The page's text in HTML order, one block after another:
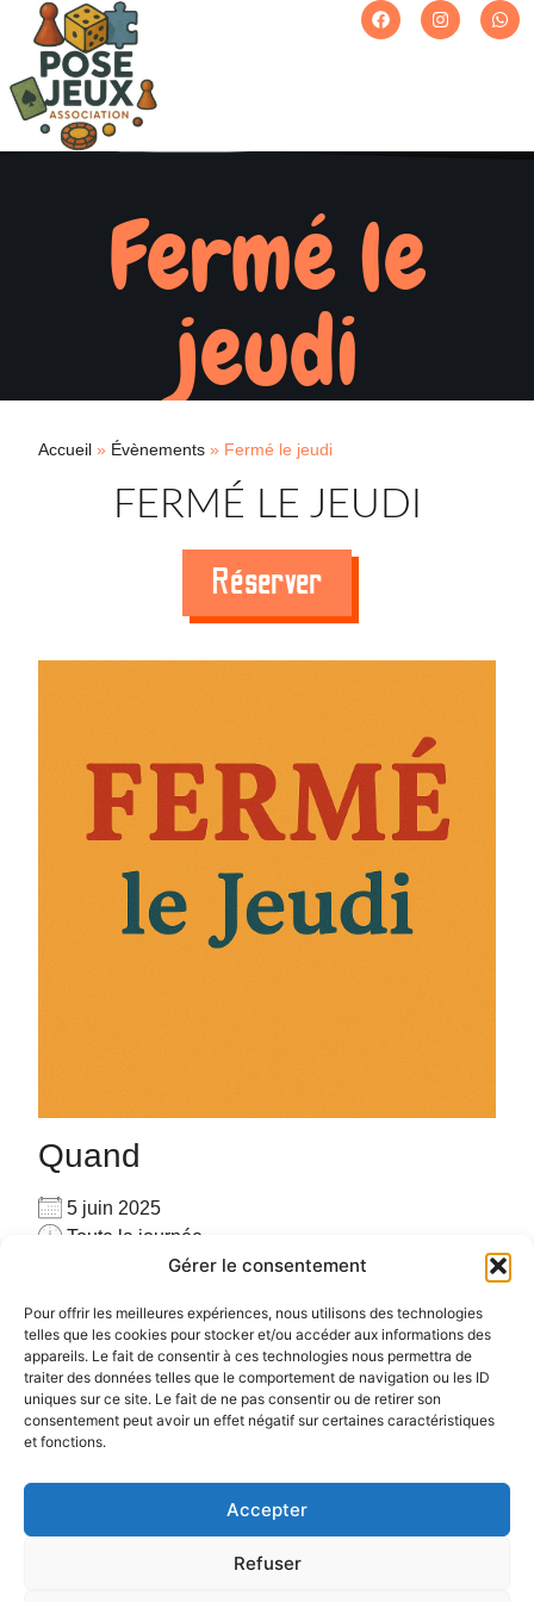
Gérer le consentement
Pour offrir les meilleures expériences, nous utilisons des technologies
telles que les cookies pour stocker et/ou accéder aux informations des
appareils. Le fait de consentir à ces technologies nous permettra de
traiter des données telles que le comportement de navigation ou les ID
uniques sur ce site. Le fait de ne pas consentir ou de retirer son
consentement peut avoir un effet négatif sur certaines caractéristiques
et fonctions.
Accepter
Refuser
Fermé le
jeudi
Accueil » Évènements » Fermé le jeudi
FERMÉ LE JEUDI
Réserver
Quand
5 juin 2025
Toute la journée
Ajouter au Calendrier
Télécharger ICS
Calendrier Google
06.72.78.97.17
Pour plus d’informations :cliquez ici